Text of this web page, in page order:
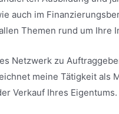
auch im
Themen rund um Ihre
Netzwerk zu
meine Tätigkeit als
Verkauf Ihres Eigentums.